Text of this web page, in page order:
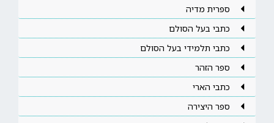
ספרית מדיה
כתבי בעל הסולם
כתבי תלמידי בעל הסולם
ספר הזהר
כתבי הארי
ספר היצירה